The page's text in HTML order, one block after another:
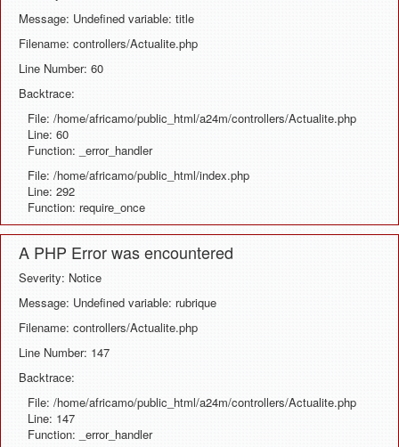
Message: Undefined variable: title
Filename: controllers/Actualite.php
Line Number: 60
Backtrace:
File: /home/africamo/public_html/a24m/controllers/Actualite.php
Line: 60
Function: _error_handler
File: /home/africamo/public_html/index.php
Line: 292
Function: require_once
A PHP Error was encountered
Severity: Notice
Message: Undefined variable: rubrique
Filename: controllers/Actualite.php
Line Number: 147
Backtrace:
File: /home/africamo/public_html/a24m/controllers/Actualite.php
Line: 147
Function: _error_handler